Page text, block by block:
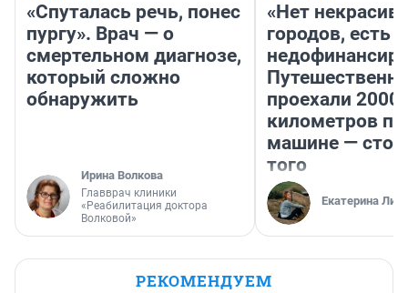
«Спуталась речь, понес
пургу». Врач — о
смертельном диагнозе,
который сложно
обнаружить
Ирина Волкова
Главврач клиники
«Реабилитация доктора
Волковой»
«Нет
городов, есть
проехали 2000
километров по
машине —
того
Екатерина
РЕКОМЕНДУЕМ